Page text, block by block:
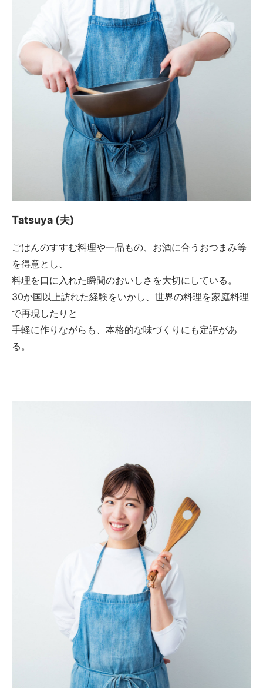
Tatsuya (夫)
ごはんのすすむ料理や一品もの、お酒に合うおつまみ等
を得意とし、
料理を口に入れた瞬間のおいしさを大切にしている。
30か国以上訪れた経験をいかし、世界の料理を家庭料理
で再現したりと
手軽に作りながらも、本格的な味づくりにも定評があ
る。